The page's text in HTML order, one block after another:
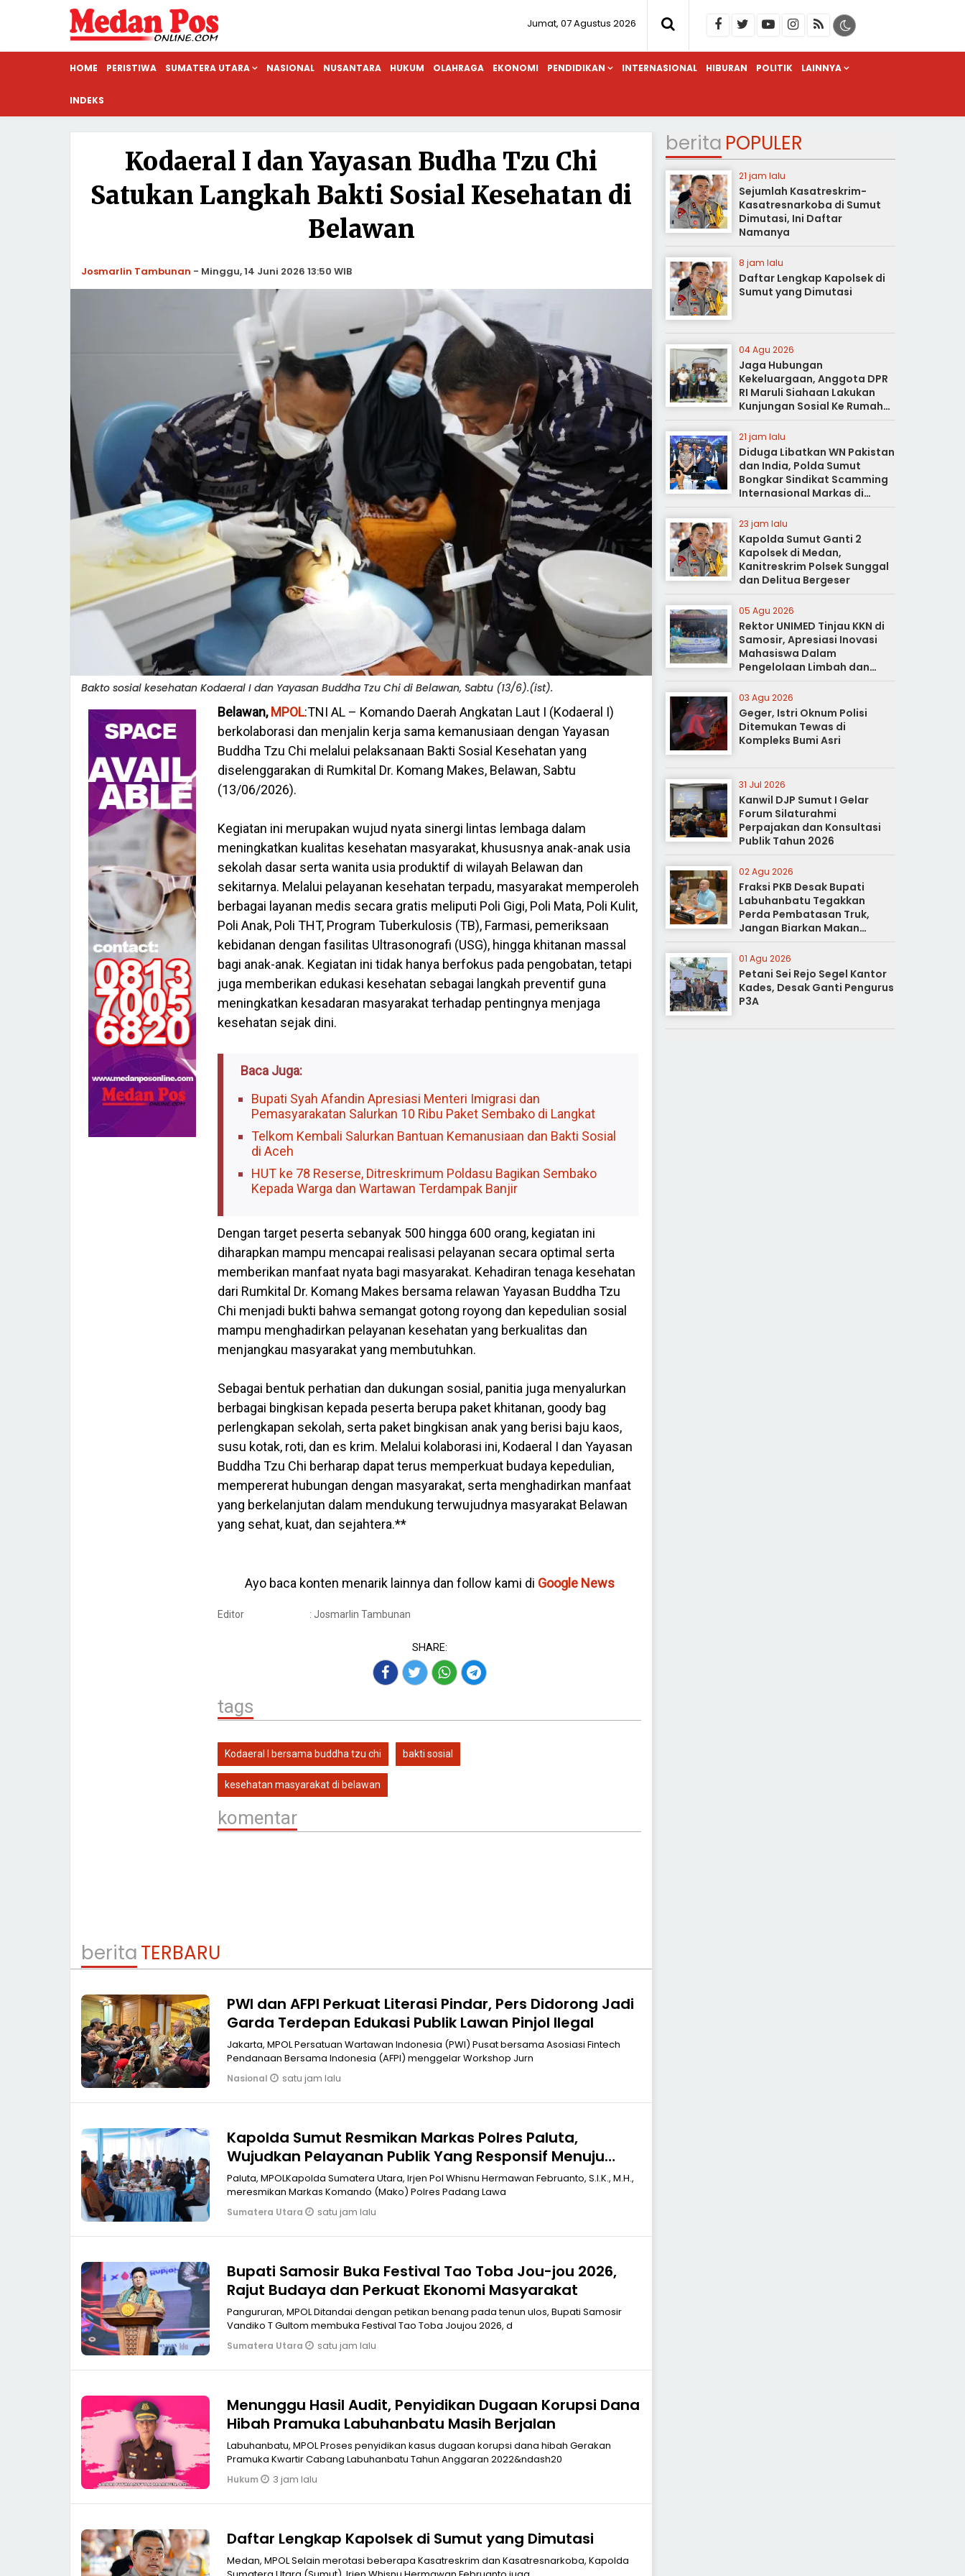
Jumat, 07 Agustus 2026
HOME PERISTIWA SUMATERA UTARA NASIONAL NUSANTARA HUKUM OLAHRAGA EKONOMI PENDIDIKAN INTERNASIONAL HIBURAN POLITIK LAINNYA
INDEKS
Kodaeral I dan Yayasan Budha Tzu Chi
Satukan Langkah Bakti Sosial Kesehatan di
Belawan
Josmarlin Tambunan - Minggu, 14 Juni 2026 13:50 WIB
Bakto sosial kesehatan Kodaeral I dan Yayasan Buddha Tzu Chi di Belawan, Sabtu (13/6).(ist).
Belawan, MPOL:TNI AL – Komando Daerah Angkatan Laut I (Kodaeral I)
berkolaborasi dan menjalin kerja sama kemanusiaan dengan Yayasan
Buddha Tzu Chi melalui pelaksanaan Bakti Sosial Kesehatan yang
diselenggarakan di Rumkital Dr. Komang Makes, Belawan, Sabtu
(13/06/2026).
‎Kegiatan ini merupakan wujud nyata sinergi lintas lembaga dalam
meningkatkan kualitas kesehatan masyarakat, khususnya anak-anak usia
sekolah dasar serta wanita usia produktif di wilayah Belawan dan
sekitarnya. Melalui pelayanan kesehatan terpadu, masyarakat memperoleh
berbagai layanan medis secara gratis meliputi Poli Gigi, Poli Mata, Poli Kulit,
Poli Anak, Poli THT, Program Tuberkulosis (TB), Farmasi, pemeriksaan
kebidanan dengan fasilitas Ultrasonografi (USG), hingga khitanan massal
bagi anak-anak. Kegiatan ini tidak hanya berfokus pada pengobatan, tetapi
juga memberikan edukasi kesehatan sebagai langkah preventif guna
meningkatkan kesadaran masyarakat terhadap pentingnya menjaga
kesehatan sejak dini.
Baca Juga:
Bupati Syah Afandin Apresiasi Menteri Imigrasi dan
Pemasyarakatan Salurkan 10 Ribu Paket Sembako di Langkat
Telkom Kembali Salurkan Bantuan Kemanusiaan dan Bakti Sosial
di Aceh
HUT ke 78 Reserse, Ditreskrimum Poldasu Bagikan Sembako
Kepada Warga dan Wartawan Terdampak Banjir
‎Dengan target peserta sebanyak 500 hingga 600 orang, kegiatan ini
diharapkan mampu mencapai realisasi pelayanan secara optimal serta
memberikan manfaat nyata bagi masyarakat. Kehadiran tenaga kesehatan
dari Rumkital Dr. Komang Makes bersama relawan Yayasan Buddha Tzu
Chi menjadi bukti bahwa semangat gotong royong dan kepedulian sosial
mampu menghadirkan pelayanan kesehatan yang berkualitas dan
menjangkau masyarakat yang membutuhkan.
‎Sebagai bentuk perhatian dan dukungan sosial, panitia juga menyalurkan
berbagai bingkisan kepada peserta berupa paket khitanan, goody bag
perlengkapan sekolah, serta paket bingkisan anak yang berisi baju kaos,
susu kotak, roti, dan es krim. Melalui kolaborasi ini, Kodaeral I dan Yayasan
Buddha Tzu Chi berharap dapat terus memperkuat budaya kepedulian,
mempererat hubungan dengan masyarakat, serta menghadirkan manfaat
yang berkelanjutan dalam mendukung terwujudnya masyarakat Belawan
yang sehat, kuat, dan sejahtera.**
Ayo baca konten menarik lainnya dan follow kami di Google News
Editor : Josmarlin Tambunan
SHARE:
tags
Kodaeral I bersama buddha tzu chi bakti sosial
kesehatan masyarakat di belawan
komentar
beritaTERBARU
PWI dan AFPI Perkuat Literasi Pindar, Pers Didorong Jadi
Garda Terdepan Edukasi Publik Lawan Pinjol Ilegal
Jakarta, MPOL Persatuan Wartawan Indonesia (PWI) Pusat bersama Asosiasi Fintech
Pendanaan Bersama Indonesia (AFPI) menggelar Workshop Jurn
Nasional satu jam lalu
Kapolda Sumut Resmikan Markas Polres Paluta,
Wujudkan Pelayanan Publik Yang Responsif Menuju
Indonesia Emas 2045
Paluta, MPOLKapolda Sumatera Utara, Irjen Pol Whisnu Hermawan Februanto, S.I.K., M.H.,
meresmikan Markas Komando (Mako) Polres Padang Lawa
Sumatera Utara satu jam lalu
Bupati Samosir Buka Festival Tao Toba Jou-jou 2026,
Rajut Budaya dan Perkuat Ekonomi Masyarakat
Pangururan, MPOL Ditandai dengan petikan benang pada tenun ulos, Bupati Samosir
Vandiko T Gultom membuka Festival Tao Toba Joujou 2026, d
Sumatera Utara satu jam lalu
Menunggu Hasil Audit, Penyidikan Dugaan Korupsi Dana
Hibah Pramuka Labuhanbatu Masih Berjalan
Labuhanbatu, MPOL Proses penyidikan kasus dugaan korupsi dana hibah Gerakan
Pramuka Kwartir Cabang Labuhanbatu Tahun Anggaran 2022&ndash20
Hukum 3 jam lalu
Daftar Lengkap Kapolsek di Sumut yang Dimutasi
Medan, MPOL Selain merotasi beberapa Kasatreskrim dan Kasatresnarkoba, Kapolda
berita POPULER
21 jam lalu
Sejumlah Kasatreskrim-
Kasatresnarkoba di Sumut
Dimutasi, Ini Daftar
Namanya
8 jam lalu
Daftar Lengkap Kapolsek di
Sumut yang Dimutasi
04 Agu 2026
Jaga Hubungan
Kekeluargaan, Anggota DPR
RI Maruli Siahaan Lakukan
Kunjungan Sosial Ke Rumah
Duka
21 jam lalu
Diduga Libatkan WN Pakistan
dan India, Polda Sumut
Bongkar Sindikat Scamming
Internasional Markas di
Apartemen Podomoro
23 jam lalu
Kapolda Sumut Ganti 2
Kapolsek di Medan,
Kanitreskrim Polsek Sunggal
dan Delitua Bergeser
05 Agu 2026
Rektor UNIMED Tinjau KKN di
Samosir, Apresiasi Inovasi
Mahasiswa Dalam
Pengelolaan Limbah dan
Pertanian Ramah Lingkungan
03 Agu 2026
Geger, Istri Oknum Polisi
Ditemukan Tewas di
Kompleks Bumi Asri
31 Jul 2026
Kanwil DJP Sumut I Gelar
Forum Silaturahmi
Perpajakan dan Konsultasi
Publik Tahun 2026
02 Agu 2026
Fraksi PKB Desak Bupati
Labuhanbatu Tegakkan
Perda Pembatasan Truk,
Jangan Biarkan Makan
Korban
01 Agu 2026
Petani Sei Rejo Segel Kantor
Kades, Desak Ganti Pengurus
P3A